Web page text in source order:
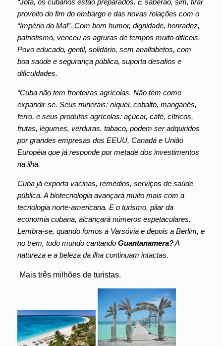
proveito do fim do embargo e das novas relações com o
“Império do Mal”. Com bom humor, dignidade, honradez,
patriotismo, venceu as agruras de tempos muito difíceis.
Povo educado, gentil, solidário, sem analfabetos, com
boa saúde e segurança pública, suporta desafios e
dificuldades.
“Cuba não tem fronteiras agrícolas. Não tem como
expandir-se. Seus minerais: níquel, cobalto, manganês,
ferro, e seus produtos agrícolas: açúcar, café, cítricos,
frutas, legumes, verduras, tabaco, podem ser adquiridos
por grandes empresas dos EEUU, Canadá e União
Européia que já responde por metade dos investimentos
na ilha.
Cuba já exporta vacinas, remédios, serviços de saúde
pública. A biotecnologia avançará muito mais com a
tecnologia norte-americana. E o turismo, pilar da
economia cubana, alcançará números espetaculares.
Lembra-se, quando fomos a Varsóvia e depois a Berlim, e
no trem, todo mundo cantando Guantanamera?A
natureza e a beleza da ilha continuam intactas.
Mais três milhões de turistas.